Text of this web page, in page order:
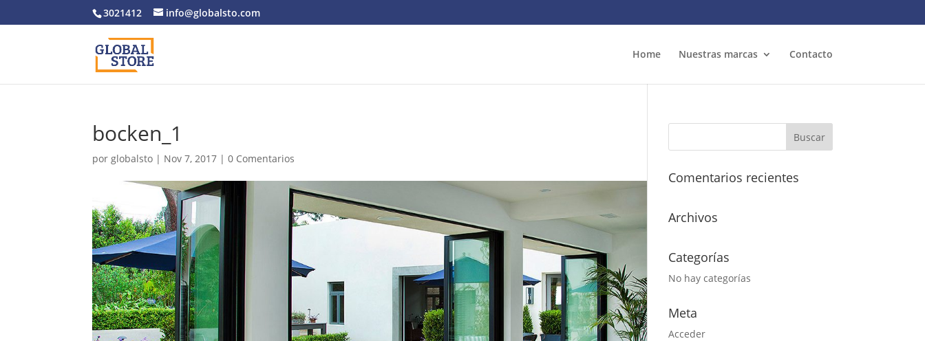
3021412 info@globalsto.com
Home Nuestras marcas Contacto
bocken_1
porglobalsto | Nov 7, 2017 |0 Comentarios
Comentarios recientes
Archivos
Categorías
No hay categorías
Meta
Acceder